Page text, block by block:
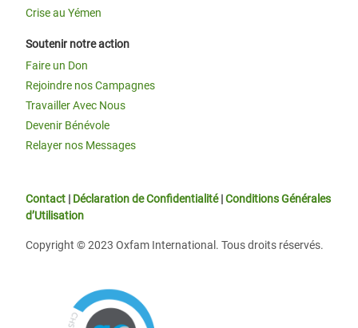
Crise au Yémen
Soutenir notre action
Faire un Don
Rejoindre nos Campagnes
Travailler Avec Nous
Devenir Bénévole
Relayer nos Messages
Contact | Déclaration de Confidentialité|Conditions Générales
d’Utilisation
Copyright © 2023 Oxfam International. Tous droits réservés.